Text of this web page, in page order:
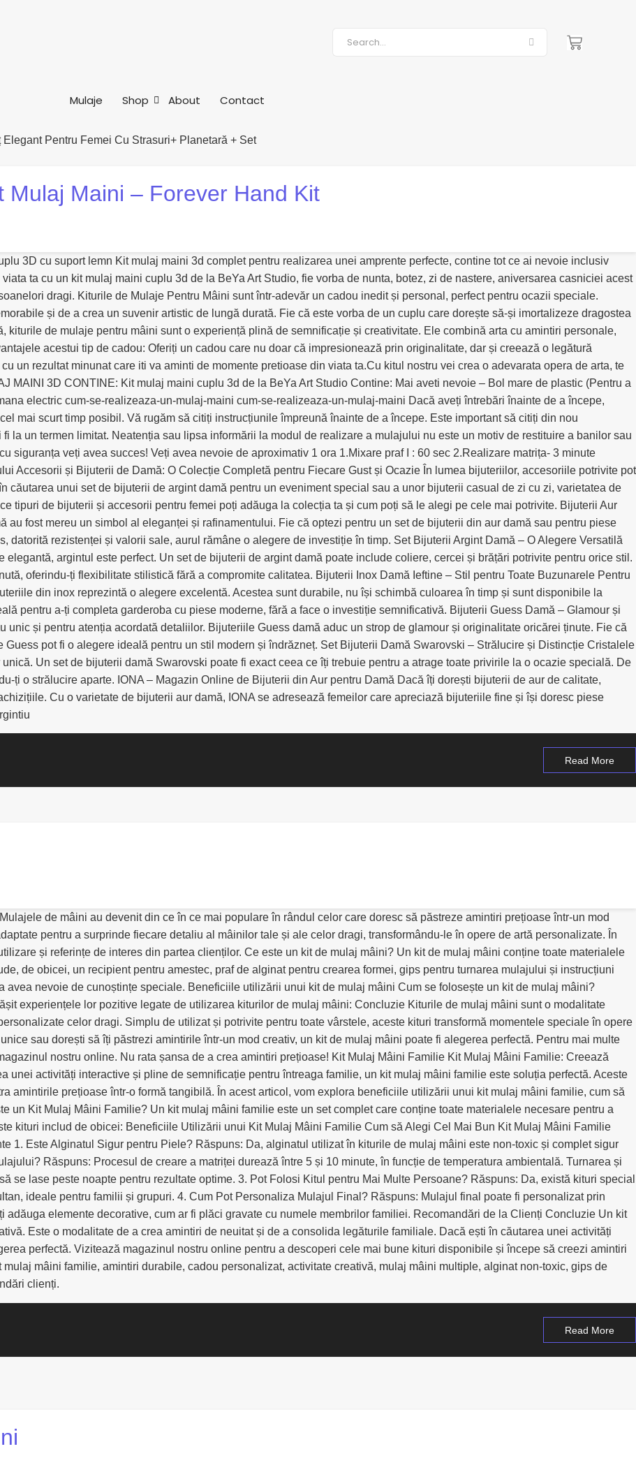
Mulaje Shop About Contact
Maini – Forever Hand Kit
3D cu suport lemn Kit mulaj maini 3d complet pentru realizarea unei amprente perfecte, contine tot ce ai nevoie inclusiv
ta cu un kit mulaj maini cuplu 3d de la BeYa Art Studio, fie vorba de nunta, botez, zi de nastere, aniversarea casniciei acest
dragi. Kiturile de Mulaje Pentru Mâini sunt într-adevăr un cadou inedit și personal, perfect pentru ocazii speciale.
și de a crea un suvenir artistic de lungă durată. Fie că este vorba de un cuplu care dorește să-și imortalizeze dragostea
kiturile de mulaje pentru mâini sunt o experiență plină de semnificație și creativitate. Ele combină arta cu amintiri personale,
acestui tip de cadou: Oferiți un cadou care nu doar că impresionează prin originalitate, dar și creează o legătură
un rezultat minunat care iti va aminti de momente pretioase din viata ta.Cu kitul nostru vei crea o adevarata opera de arta, te
MAINI 3D CONTINE: Kit mulaj maini cuplu 3d de la BeYa Art Studio Contine: Mai aveti nevoie – Bol mare de plastic (Pentru a
electric cum-se-realizeaza-un-mulaj-maini cum-se-realizeaza-un-mulaj-maini Dacă aveți întrebări înainte de a începe,
mai scurt timp posibil. Vă rugăm să citiți instrucțiunile împreună înainte de a începe. Este important să citiți din nou
la un termen limitat. Neatenția sau lipsa informării la modul de realizare a mulajului nu este un motiv de restituire a banilor sau
siguranța veți avea succes! Veți avea nevoie de aproximativ 1 ora 1.Mixare praf I : 60 sec 2.Realizare matrița- 3 minute
Accesorii și Bijuterii de Damă: O Colecție Completă pentru Fiecare Gust și Ocazie În lumea bijuteriilor, accesoriile potrivite pot
căutarea unui set de bijuterii de argint damă pentru un eveniment special sau a unor bijuterii casual de zi cu zi, varietatea de
tipuri de bijuterii și accesorii pentru femei poți adăuga la colecția ta și cum poți să le alegi pe cele mai potrivite. Bijuterii Aur
au fost mereu un simbol al eleganței și rafinamentului. Fie că optezi pentru un set de bijuterii din aur damă sau pentru piese
datorită rezistenței și valorii sale, aurul rămâne o alegere de investiție în timp. Set Bijuterii Argint Damă – O Alegere Versatilă
argintul este perfect. Un set de bijuterii de argint damă poate include coliere, cercei și brățări potrivite pentru orice stil.
oferindu-ți flexibilitate stilistică fără a compromite calitatea. Bijuterii Inox Damă Ieftine – Stil pentru Toate Buzunarele Pentru
din inox reprezintă o alegere excelentă. Acestea sunt durabile, nu își schimbă culoarea în timp și sunt disponibile la
pentru a-ți completa garderoba cu piese moderne, fără a face o investiție semnificativă. Bijuterii Guess Damă – Glamour și
și pentru atenția acordată detaliilor. Bijuteriile Guess damă aduc un strop de glamour și originalitate oricărei ținute. Fie că
pot fi o alegere ideală pentru un stil modern și îndrăzneț. Set Bijuterii Damă Swarovski – Strălucire și Distincție Cristalele
Un set de bijuterii damă Swarovski poate fi exact ceea ce îți trebuie pentru a atrage toate privirile la o ocazie specială. De
ți o strălucire aparte. IONA – Magazin Online de Bijuterii din Aur pentru Damă Dacă îți dorești bijuterii de aur de calitate,
Cu o varietate de bijuterii aur damă, IONA se adresează femeilor care apreciază bijuteriile fine și își doresc piese
Read More
de mâini au devenit din ce în ce mai populare în rândul celor care doresc să păstreze amintiri prețioase într-un mod
pentru a surprinde fiecare detaliu al mâinilor tale și ale celor dragi, transformându-le în opere de artă personalizate. În
și referințe de interes din partea clienților. Ce este un kit de mulaj mâini? Un kit de mulaj mâini conține toate materialele
de obicei, un recipient pentru amestec, praf de alginat pentru crearea formei, gips pentru turnarea mulajului și instrucțiuni
avea nevoie de cunoștințe speciale. Beneficiile utilizării unui kit de mulaj mâini Cum se folosește un kit de mulaj mâini?
experiențele lor pozitive legate de utilizarea kiturilor de mulaj mâini: Concluzie Kiturile de mulaj mâini sunt o modalitate
celor dragi. Simplu de utilizat și potrivite pentru toate vârstele, aceste kituri transformă momentele speciale în opere
sau dorești să îți păstrezi amintirile într-un mod creativ, un kit de mulaj mâini poate fi alegerea perfectă. Pentru mai multe
nostru online. Nu rata șansa de a crea amintiri prețioase! Kit Mulaj Mâini Familie Kit Mulaj Mâini Familie: Creează
unei activități interactive și pline de semnificație pentru întreaga familie, un kit mulaj mâini familie este soluția perfectă. Aceste
amintirile prețioase într-o formă tangibilă. În acest articol, vom explora beneficiile utilizării unui kit mulaj mâini familie, cum să
un Kit Mulaj Mâini Familie? Un kit mulaj mâini familie este un set complet care conține toate materialele necesare pentru a
kituri includ de obicei: Beneficiile Utilizării unui Kit Mulaj Mâini Familie Cum să Alegi Cel Mai Bun Kit Mulaj Mâini Familie
1. Este Alginatul Sigur pentru Piele? Răspuns: Da, alginatul utilizat în kiturile de mulaj mâini este non-toxic și complet sigur
Răspuns: Procesul de creare a matriței durează între 5 și 10 minute, în funcție de temperatura ambientală. Turnarea și
se lase peste noapte pentru rezultate optime. 3. Pot Folosi Kitul pentru Mai Multe Persoane? Răspuns: Da, există kituri special
ideale pentru familii și grupuri. 4. Cum Pot Personaliza Mulajul Final? Răspuns: Mulajul final poate fi personalizat prin
elemente decorative, cum ar fi plăci gravate cu numele membrilor familiei. Recomandări de la Clienți Concluzie Un kit
Este o modalitate de a crea amintiri de neuitat și de a consolida legăturile familiale. Dacă ești în căutarea unei activități
perfectă. Vizitează magazinul nostru online pentru a descoperi cele mai bune kituri disponibile și începe să creezi amintiri
mâini familie, amintiri durabile, cadou personalizat, activitate creativă, mulaj mâini multiple, alginat non-toxic, gips de
clienți.
Read More